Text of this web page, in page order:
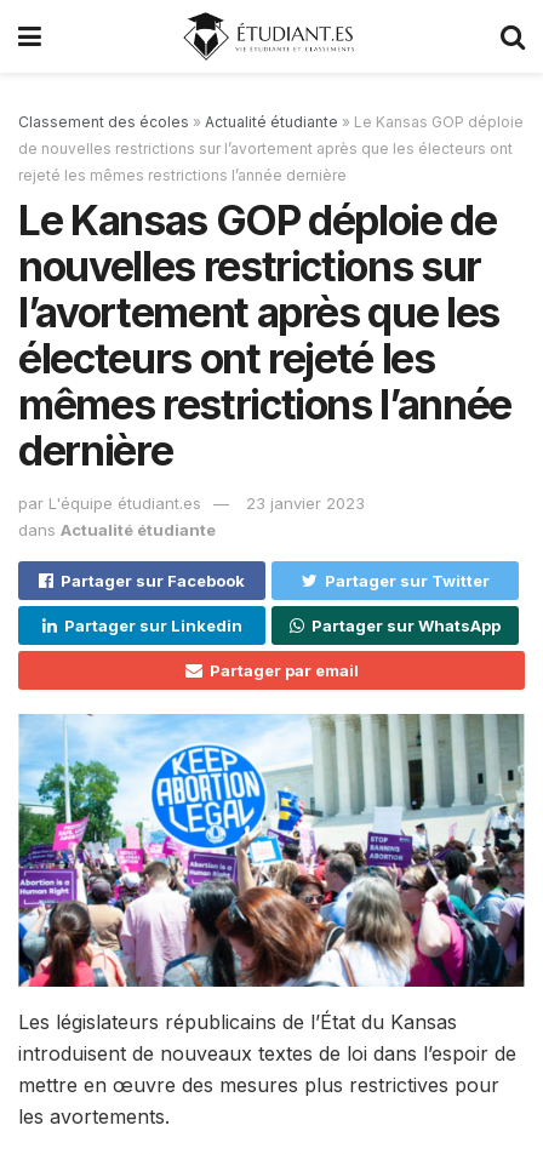
Classement des écoles » Actualité étudiante » Le Kansas GOP déploie
de nouvelles restrictions sur l’avortement après que les électeurs ont
rejeté les mêmes restrictions l’année dernière
Le Kansas GOP déploie de
nouvelles restrictions sur
l’avortement après que les
électeurs ont rejeté les
mêmes restrictions l’année
dernière
par L'équipe étudiant.es
23 janvier 2023
dans Actualité étudiante
Partager sur Facebook Partager sur Twitter
Partager sur Linkedin Partager sur WhatsApp
Partager par email
Les législateurs républicains de l’État du Kansas
introduisent de nouveaux textes de loi dans l’espoir de
mettre en œuvre des mesures plus restrictives pour
les avortements.